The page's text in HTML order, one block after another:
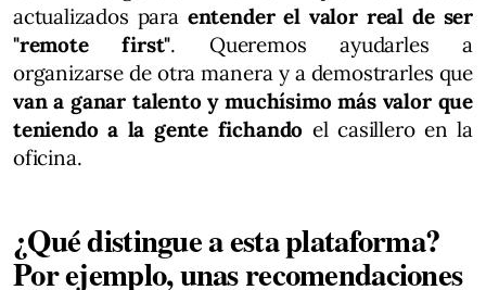
actualizados para entender el valor real de ser
"remote first". Queremos ayudarles a
organizarse de otra manera y a demostrarles que
van a ganar talento y muchísimo más valor que
teniendo a la gente fichando el casillero en la
oficina.
¿Qué distingue a esta plataforma?
Por ejemplo, unas recomendaciones